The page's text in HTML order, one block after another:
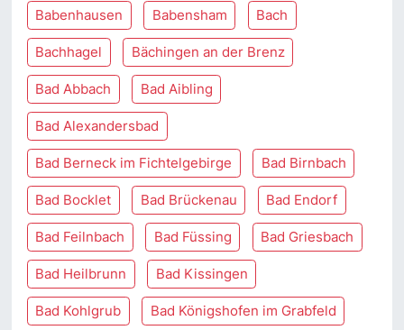
Babenhausen Babensham Bach
Bachhagel Bächingen an der Brenz
Bad Abbach Bad Aibling
Bad Alexandersbad
Bad Berneck im Fichtelgebirge Bad Birnbach
Bad Bocklet Bad Brückenau Bad Endorf
Bad Feilnbach Bad Füssing Bad Griesbach
Bad Heilbrunn Bad Kissingen
Bad Kohlgrub Bad Königshofen im Grabfeld